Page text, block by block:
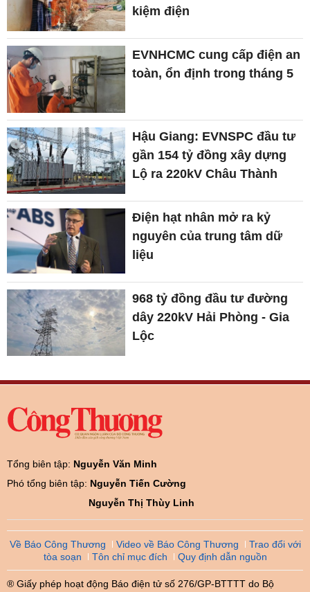
kiệm điện
EVNHCMC cung cấp điện an
toàn, ổn định trong tháng 5
Hậu Giang: EVNSPC đầu tư
gần 154 tỷ đồng xây dựng
Lộ ra 220kV Châu Thành
Điện hạt nhân mở ra kỷ
nguyên của trung tâm dữ
liệu
968 tỷ đồng đầu tư đường
dây 220kV Hải Phòng - Gia
Lộc
Tổng biên tập: Nguyễn Văn Minh
Phó tổng biên tập: Nguyễn Tiến Cường
Nguyễn Thị Thùy Linh
Về Báo Công Thương Video về Báo Công Thương
Trao đổi với
tòa soạn
Tôn chỉ mục đích Quy định dẫn nguồn
® Giấy phép hoạt động Báo điện tử số 276/GP-BTTTT do Bộ